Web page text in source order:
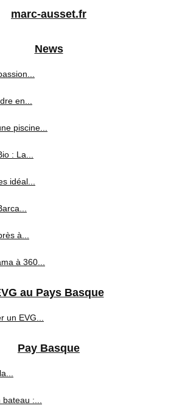
marc-ausset.fr
News
en...
piscine...
: La...
idéal...
à...
à 360...
au Pays Basque
un EVG...
Pay Basque
:...